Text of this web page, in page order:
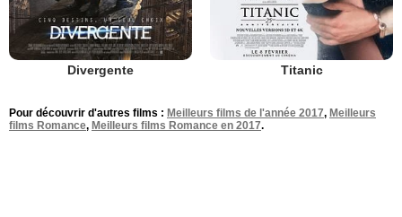
Divergente Titanic
Pour découvrir d'autres films : Meilleurs films de l'année 2017, Meilleurs
films Romance, Meilleurs films Romance en 2017.